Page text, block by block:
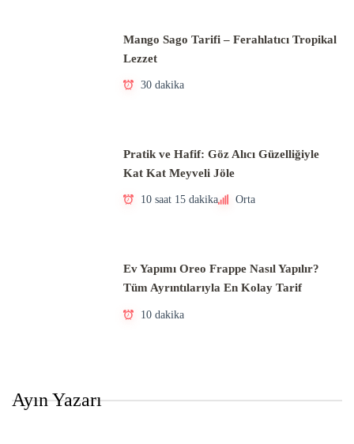
Mango Sago Tarifi – Ferahlatıcı Tropikal
Lezzet
30 dakika
Pratik ve Hafif: Göz Alıcı Güzelliğiyle
Kat Kat Meyveli Jöle
10 saat 15 dakika Orta
Ev Yapımı Oreo Frappe Nasıl Yapılır?
Tüm Ayrıntılarıyla En Kolay Tarif
10 dakika
Ayın Yazarı